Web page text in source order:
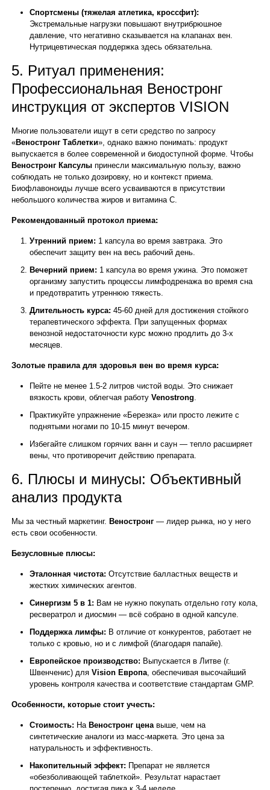
Спортсмены (тяжелая атлетика, кроссфит):
Экстремальные нагрузки повышают внутрибрюшное
давление, что негативно сказывается на клапанах вен.
Нутрицевтическая поддержка здесь обязательна.
5. Ритуал применения:
Профессиональная Веностронг
инструкция от экспертов VISION
Многие пользователи ищут в сети средство по запросу
«Веностронг Таблетки», однако важно понимать: продукт
выпускается в более современной и биодоступной форме. Чтобы
Веностронг Капсулы принесли максимальную пользу, важно
соблюдать не только дозировку, но и контекст приема.
Биофлавоноиды лучше всего усваиваются в присутствии
небольшого количества жиров и витамина С.
Рекомендованный протокол приема:
Утренний прием: 1 капсула во время завтрака. Это
обеспечит защиту вен на весь рабочий день.
Вечерний прием: 1 капсула во время ужина. Это поможет
организму запустить процессы лимфодренажа во время сна
и предотвратить утреннюю тяжесть.
Длительность курса: 45-60 дней для достижения стойкого
терапевтического эффекта. При запущенных формах
венозной недостаточности курс можно продлить до 3-х
месяцев.
Золотые правила для здоровья вен во время курса:
Пейте не менее 1.5-2 литров чистой воды. Это снижает
вязкость крови, облегчая работуVenostrong.
Практикуйте упражнение «Березка» или просто лежите с
поднятыми ногами по 10-15 минут вечером.
Избегайте слишком горячих ванн и саун — тепло расширяет
вены, что противоречит действию препарата.
6. Плюсы и минусы: Объективный
анализ продукта
Мы за честный маркетинг. Веностронг — лидер рынка, но у него
есть свои особенности.
Безусловные плюсы:
Эталонная чистота: Отсутствие балластных веществ и
жестких химических агентов.
Синергизм 5 в 1: Вам не нужно покупать отдельно готу кола,
ресвератрол и диосмин — всё собрано в одной капсуле.
Поддержка лимфы: В отличие от конкурентов, работает не
только с кровью, но и с лимфой (благодаря папайе).
Европейское производство: Выпускается в Литве (г.
Швенченис) дляVision Европа, обеспечивая высочайший
уровень контроля качества и соответствие стандартам GMP.
Особенности, которые стоит учесть:
Стоимость: На Веностронг ценавыше, чем на
синтетические аналоги из масс-маркета. Это цена за
натуральность и эффективность.
Накопительный эффект: Препарат не является
«обезболивающей таблеткой». Результат нарастает